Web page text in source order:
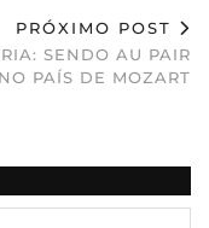
PRÓXIMO POST
SENDO AU PAIR
NO PAÍS DE MOZART